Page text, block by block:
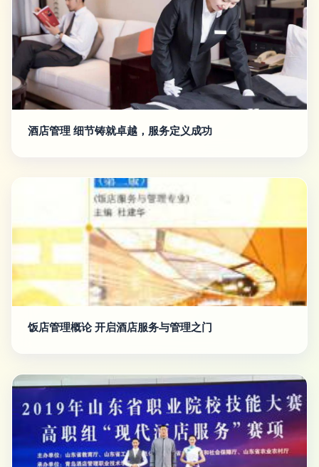
酒店管理 细节铸就卓越，服务定义成功
饭店管理概论 开启酒店服务与管理之门